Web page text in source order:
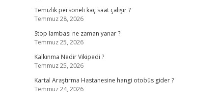
Temizlik personeli kaç saat çalışır ?
Temmuz 28, 2026
Stop lambası ne zaman yanar ?
Temmuz 25, 2026
Kalkınma Nedir Vikipedi ?
Temmuz 25, 2026
Kartal Araştırma Hastanesine hangi otobüs gider ?
Temmuz 24, 2026